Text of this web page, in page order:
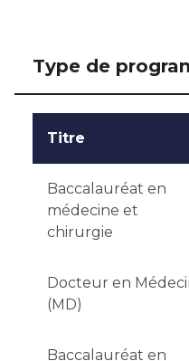
Type de
Titre
Baccalauréat en
médecine et
chirurgie
Docteur en
(MD)
Baccalauréat en